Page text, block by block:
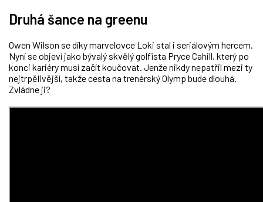
Druhá šance na greenu
Owen Wilson se díky marvelovce Loki stal i seriálovým hercem.
Nyní se objeví jako bývalý skvělý golfista Pryce Cahill, který po
konci kariéry musí začít koučovat. Jenže nikdy nepatřil mezi ty
nejtrpělivější, takže cesta na trenérský Olymp bude dlouhá.
Zvládne ji?